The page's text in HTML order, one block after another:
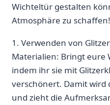
Wichteltür gestalten
Atmosphäre zu schaffen!
1.⁢ Verwenden von
⁤Materialien: ⁣Bringt eure
indem ihr sie mit
verschönert. Damit wird
und⁤ zieht die